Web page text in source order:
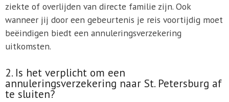
ziekte of overlijden van directe familie zijn. Ook
wanneer jij door een gebeurtenis je reis voortijdig moet
beëindigen biedt een annuleringsverzekering
uitkomsten.
2. Is het verplicht om een
annuleringsverzekering naar St. Petersburg af
te sluiten?